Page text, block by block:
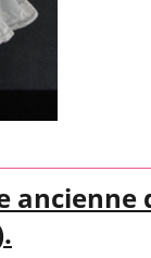
ancienne